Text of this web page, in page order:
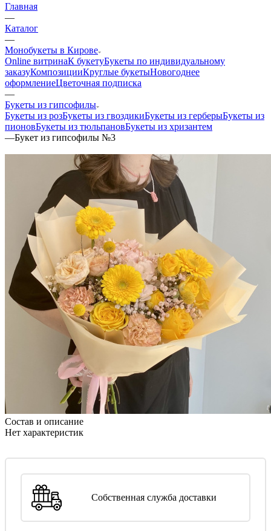
Главная
—
Каталог
—
Монобукеты в Кирове
Online витринаК букетуБукеты по индивидуальному
заказуКомпозицииКруглые букетыНовогоднее
оформлениеЦветочная подписка
—
Букеты из гипсофилы
Букеты из розБукеты из гвоздикиБукеты из герберыБукеты из
пионовБукеты из тюльпановБукеты из хризантем
—Букет из гипсофилы №3
Состав и описание
Нет характеристик
Собственная служба доставки